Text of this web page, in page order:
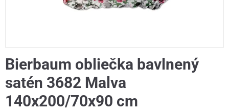
Bierbaum obliečka bavlnený
satén 3682 Malva
140x200/70x90 cm